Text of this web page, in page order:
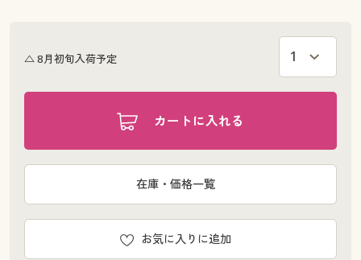
△8月初旬入荷予定
カートに入れる
お気に入りに追加
在庫・価格一覧